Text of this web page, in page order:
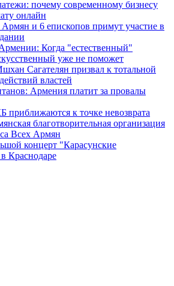
почему современному бизнесу
онлайн
и 6 епископов примут участие в
Когда "естественный"
уже не поможет
Сагателян призвал к тотальной
властей
Армения платит за провалы
к точке невозврата
благотворительная организация
Всех Армян
концерт "Карасунские
Краснодаре